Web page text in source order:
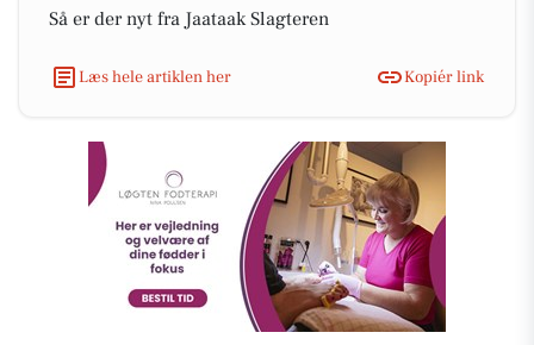
Så er der nyt fra Jaataak Slagteren
Læs hele artiklen her Kopiér link